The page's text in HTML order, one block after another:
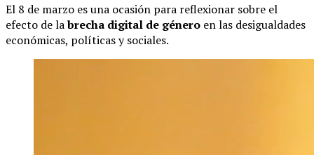
El 8 de marzo es una ocasión para reflexionar sobre el
efecto de labrecha digital de género en las desigualdades
económicas, políticas y sociales.